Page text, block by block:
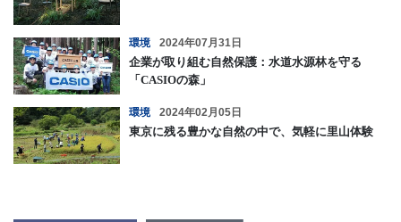
環境 2024年07月31日
企業が取り組む自然保護：水道水源林を守る
「CASIOの森」
環境 2024年02月05日
東京に残る豊かな自然の中で、気軽に里山体験